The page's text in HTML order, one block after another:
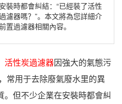
裝時都會糾結：“已經裝了活性
濾器嗎？”。本文將為您詳細介
置過濾器相關內容。
活性炭過濾器因強大的氣態污
常用于去除廢氣廢水里的異
。但不少企業在安裝時都會糾